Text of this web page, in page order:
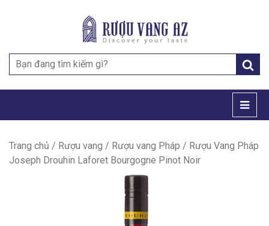
Search
for:
Trang chủ / Rượu vang / Rượu vang Pháp / Rượu Vang Pháp
Joseph Drouhin Laforet Bourgogne Pinot Noir